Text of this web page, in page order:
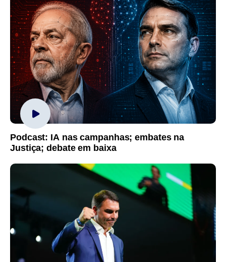
Podcast: IA nas campanhas; embates na
Justiça; debate em baixa